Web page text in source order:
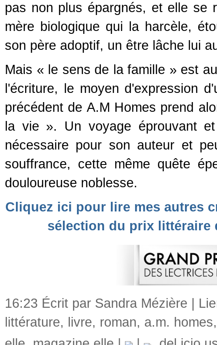
pas non plus épargnés, et elle se
mère biologique qui la harcèle,
son père adoptif, un être lâche lui
Mais « le sens de la famille » est
l'écriture, le moyen d'expression
précédent de A.M Homes prend
la vie ». Un voyage éprouvant
nécessaire pour son auteur et
souffrance, cette même quête
douloureuse noblesse.
Cliquez ici pour lire mes autres
sélection du prix littéraire
16:23 Écrit par Sandra Mézière |
littérature, livre, roman, a.m. homes